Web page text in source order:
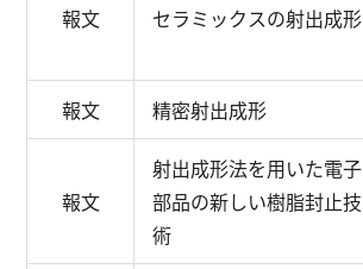
報文 セラミックスの射出成形
報文 精密射出成形
報文
射出成形法を用いた電子
部品の新しい樹脂封止技
術